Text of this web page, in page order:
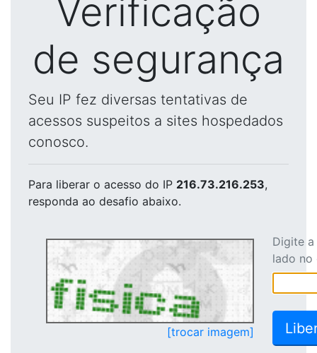
Verificação
de segurança
Seu IP fez diversas tentativas de
acessos suspeitos a sites hospedados
conosco.
Para liberar o acesso do IP 216.73.216.253,
responda ao desafio abaixo.
[trocar imagem]
Digite
lado no